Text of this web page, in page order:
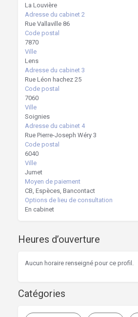
La Louvière
Adresse du cabinet 2
Rue Vallaville 86
Code postal
7870
Ville
Lens
Adresse du cabinet 3
Rue Léon hachez 25
Code postal
7060
Ville
Soignies
Adresse du cabinet 4
Rue Pierre-Joseph Wéry 3
Code postal
6040
Ville
Jumet
Moyen de paiement
CB, Espèces, Bancontact
Options de lieu de consultation
En cabinet
Heures d’ouverture
Aucun horaire renseigné pour ce profil.
Catégories